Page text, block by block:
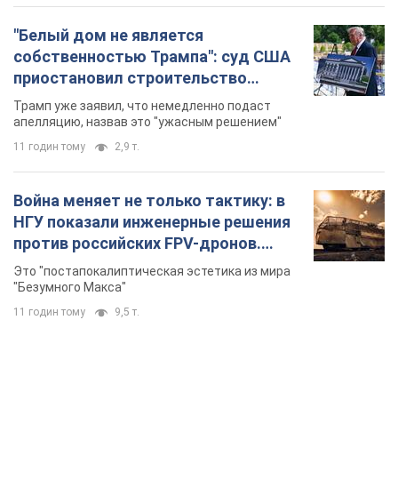
"Белый дом не является
собственностью Трампа": суд США
приостановил строительство
бального зала стоимостью 400 млн
долларов
Трамп уже заявил, что немедленно подаст
апелляцию, назвав это "ужасным решением"
11 годин тому 2,9 т.
Война меняет не только тактику: в
НГУ показали инженерные решения
против российских FPV-дронов.
Фото
Это "постапокалиптическая эстетика из мира
"Безумного Макса"
11 годин тому 9,5 т.